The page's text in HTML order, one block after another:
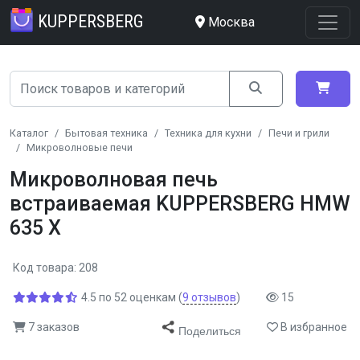
KUPPERSBERG Москва
Каталог Бытовая техника Техника для кухни
Печи и грили
Микроволновые печи
Микроволновая печь
встраиваемая KUPPERSBERG HMW
635 X
Код товара: 208
4.5 по 52 оценкам (9 отзывов) 15
7 заказов Поделиться В избранное